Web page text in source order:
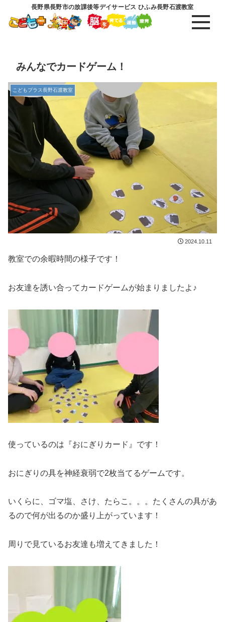
長野県長野市の放課後等デイサービス ひふみ長野石渡教室
みんなでカードゲーム！
こどもプラス長野石渡教室
2024.10.11
教室での余暇時間の様子です！
お友達を誘い合ってカードゲームが始まりましたよ♪
使っているのは『おにぎりカード』です！
おにぎりの具を神経衰弱で2枚当てるゲームです。
いくらに、ゴマ塩、さけ、たらこ。。。たくさんの具があ
るので何が出るのか盛り上がっています！
周りで見ているお友達も増えてきました！